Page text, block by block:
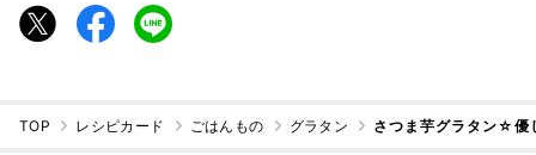
TOP レシピカード ごはんもの グラタン さつま芋グラタン☆優